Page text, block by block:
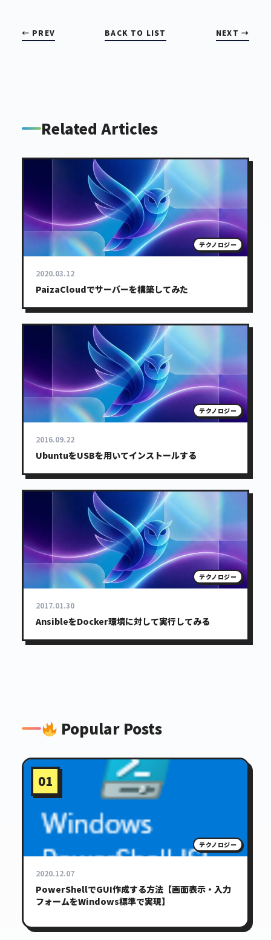
← PREV BACK TO LIST NEXT →
Related Articles
テクノロジー
2020.03.12
PaizaCloudでサーバーを構築してみた
テクノロジー
2016.09.22
UbuntuをUSBを用いてインストールする
テクノロジー
2017.01.30
AnsibleをDocker環境に対して実行してみる
Popular Posts
01
テクノロジー
2020.12.07
PowerShellでGUI作成する方法【画面表示・入力
フォームをWindows標準で実現】